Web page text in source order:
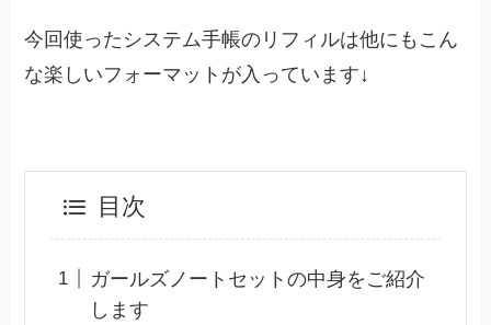
今回使ったシステム手帳のリフィルは他にもこん
な楽しいフォーマットが入っています↓
目次
ガールズノートセットの中身をご紹介
します